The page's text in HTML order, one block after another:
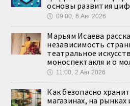
основы развития
🕔 09:00, 6.Авг 2026
Марьям Исаева
независимость
театральное
моноспектакля и о
🕔 11:00, 2.Авг 2026
Как безопасно
магазинах, на рынках